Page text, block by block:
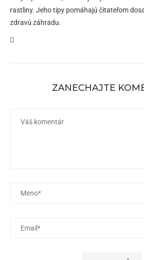
rastliny. Jeho tipy pomáhajú čitateľom
zdravú záhradu.
ZANECHAJTE